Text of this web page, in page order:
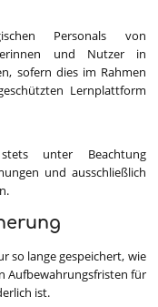
Personals von
und Nutzer in
sofern dies im Rahmen
Lernplattform
unter Beachtung
und ausschließlich
so lange gespeichert, wie
Aufbewahrungsfristen für
ist.